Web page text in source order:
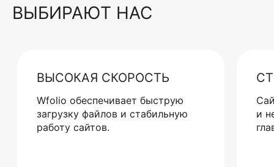
ВЫБИРАЮТ НАС
ВЫСОКАЯ СКОРОСТЬ
Wfolio обеспечивает быструю
загрузку файлов и стабильную
работу сайтов.
и